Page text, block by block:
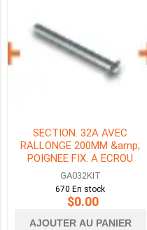
SECTION. 32A AVEC
RALLONGE 200MM &amp;
POIGNEE FIX. A ECROU
NEMA 4X
GA032KIT
670 En stock
$0.00
AJOUTER AU PANIER
15HP
(2)
25HP